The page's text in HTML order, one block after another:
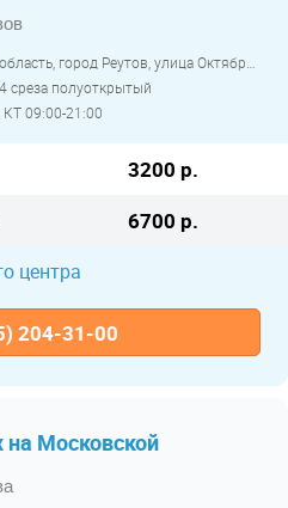
среза полуоткрытый
09:00-21:00
3200 р.
6700 р.
центра
204-31-00
Московской